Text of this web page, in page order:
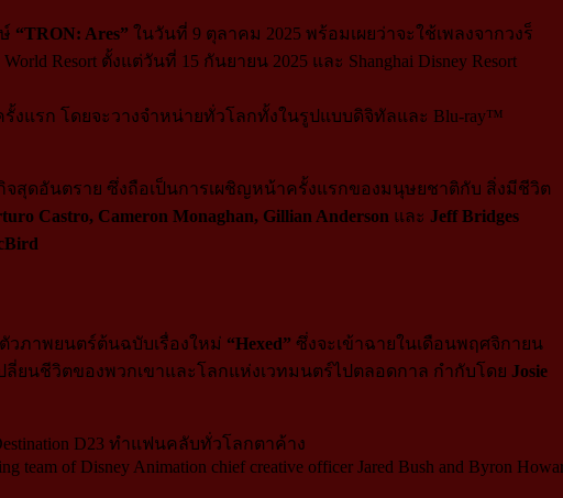
“TRON: Ares” ในวันที่ 9 ตุลาคม 2025 พร้อมเผยว่าจะใช้เพลงจากวงร็
Resort ตั้งแต่วันที่ 15 กันยายน 2025 และ Shanghai Disney Resort
รั้งแรก โดยจะวางจำหน่ายทั่วโลกทั้งในรูปแบบดิจิทัลและ Blu-ray™
สุดอันตราย ซึ่งถือเป็นการเผชิญหน้าครั้งแรกของมนุษยชาติกับ สิ่งมีชีวิต
Castro, Cameron Monaghan, Gillian Anderson และ Jeff Bridges
วภาพยนตร์ต้นฉบับเรื่องใหม่ “Hexed” ซึ่งจะเข้าฉายในเดือนพฤศจิกายน
ยนชีวิตของพวกเขาและโลกแห่งเวทมนตร์ไปตลอดกาล กำกับโดย Josie
of Disney Animation chief creative officer Jared Bush and Byron